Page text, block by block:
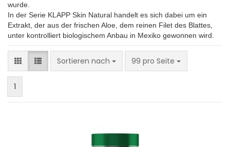
wurde.
In der Serie KLAPP Skin Natural handelt es sich dabei um ein
Extrakt, der aus der frischen Aloe, dem reinen Filet des Blattes,
unter kontrolliert biologischem Anbau in Mexiko gewonnen wird.
Sortieren nach
Sortieren nach 99 pro Seite
pro Seite
1